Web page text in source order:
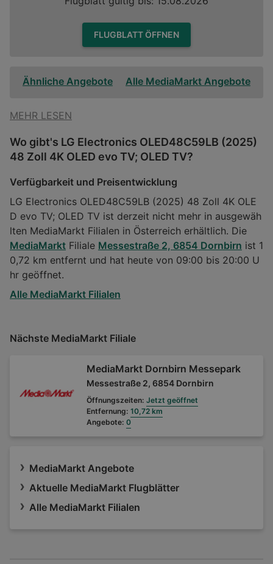
FLUGBLATT ÖFFNEN
Ähnliche Angebote Alle MediaMarkt Angebote
MEHR LESEN
Wo gibt's LG Electronics OLED48C59LB (2025)
48 Zoll 4K OLED evo TV; OLED TV?
Verfügbarkeit und Preisentwicklung
LG Electronics OLED48C59LB (2025) 48 Zoll 4K OLE
D evo TV; OLED TV ist derzeit nicht mehr in ausgewäh
lten MediaMarkt Filialen in Österreich erhältlich. Die
MediaMarkt Filiale Messestraße 2, 6854 Dornbirn ist 1
0,72 km entfernt und hat heute von 09:00 bis 20:00 U
hr geöffnet.
Alle MediaMarkt Filialen
Nächste MediaMarkt Filiale
MediaMarkt Dornbirn Messepark
Messestraße 2, 6854 Dornbirn
Öffnungszeiten: Jetzt geöffnet
Entfernung: 10,72 km
Angebote: 0
MediaMarkt Angebote
Aktuelle MediaMarkt Flugblätter
Alle MediaMarkt Filialen